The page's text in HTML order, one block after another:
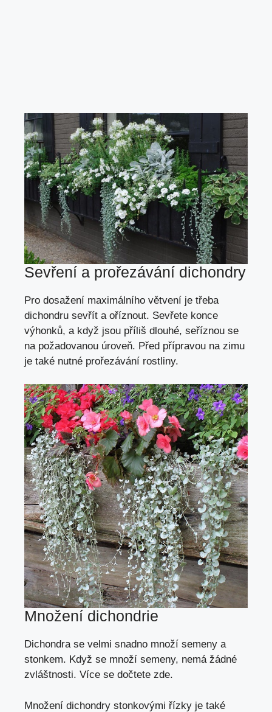
Sevření a prořezávání dichondry
Pro dosažení maximálního větvení je třeba
dichondru sevřít a oříznout. Sevřete konce
výhonků, a když jsou příliš dlouhé, seříznou se
na požadovanou úroveň. Před přípravou na zimu
je také nutné prořezávání rostliny.
Množení dichondrie
Dichondra se velmi snadno množí semeny a
stonkem. Když se množí semeny, nemá žádné
zvláštnosti. Více se dočtete zde.
Množení dichondry stonkovými řízky je také